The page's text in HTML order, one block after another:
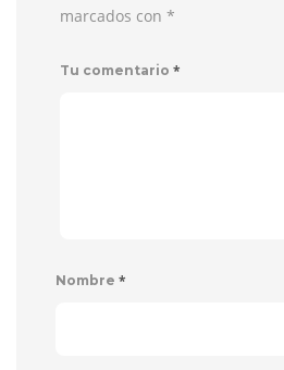
marcados con *
Tu comentario *
Nombre *